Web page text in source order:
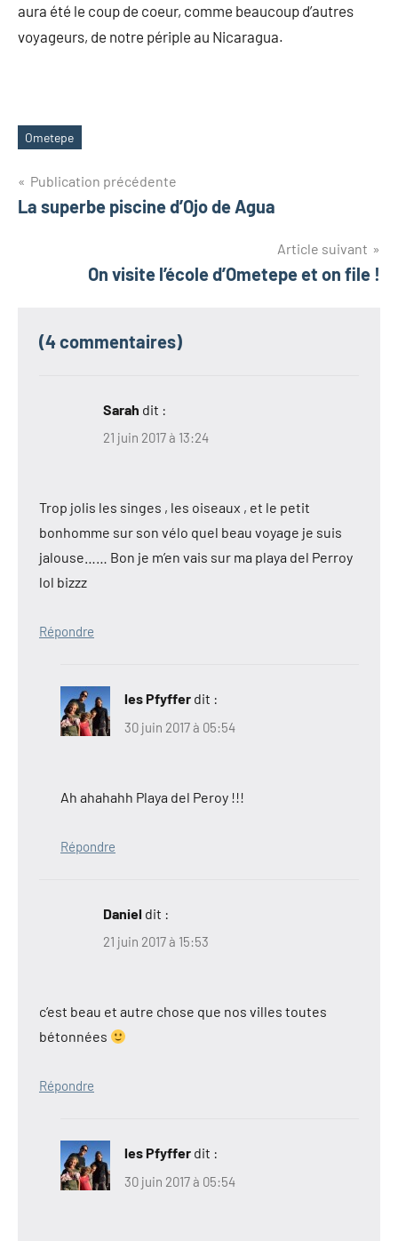
aura été le coup de coeur, comme beaucoup d’autres
voyageurs, de notre périple au Nicaragua.
Étiquettes
Ometepe
Navigation
de
Publication précédente
La superbe piscine d’Ojo de Agua
Article suivant
On visite l’école d’Ometepe et on file !
(4 commentaires)
Sarah dit :
21 juin 2017 à 13:24
Trop jolis les singes , les oiseaux , et le petit
bonhomme sur son vélo quel beau voyage je suis
jalouse…… Bon je m’en vais sur ma playa del Perroy
lol bizzz
Répondre
les Pfyffer dit :
30 juin 2017 à 05:54
Ah ahahahh Playa del Peroy !!!
Répondre
Daniel dit :
21 juin 2017 à 15:53
c’est beau et autre chose que nos villes toutes
bétonnées
Répondre
les Pfyffer dit :
30 juin 2017 à 05:54